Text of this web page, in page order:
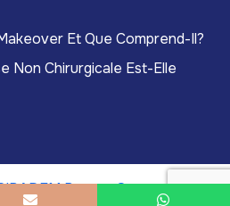
Et Que Comprend-Il?
Non Chirurgicale Est-Elle
Beauty Center. Tous